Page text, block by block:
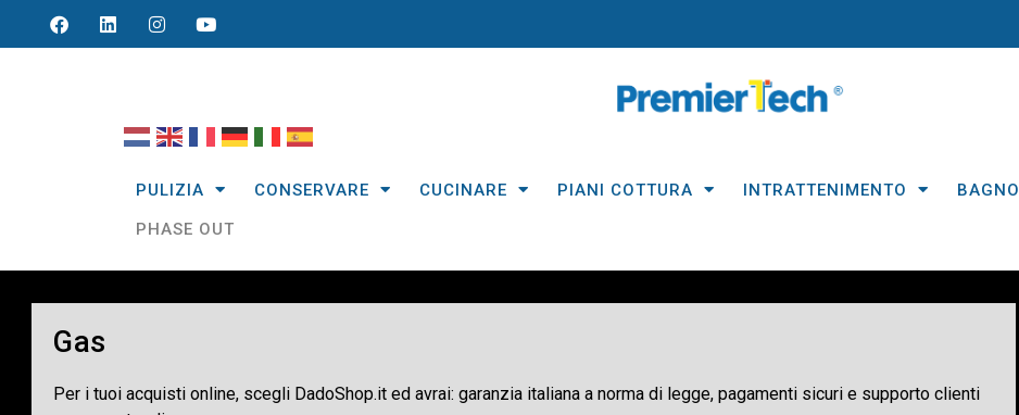
PULIZIA CONSERVARE CUCINARE PIANI COTTURA INTRATTENIMENTO BAGNO
PHASE OUT
Gas
Per i tuoi acquisti online, scegli DadoShop.it ed avrai: garanzia italiana a norma di legge, pagamenti sicuri e supporto clienti